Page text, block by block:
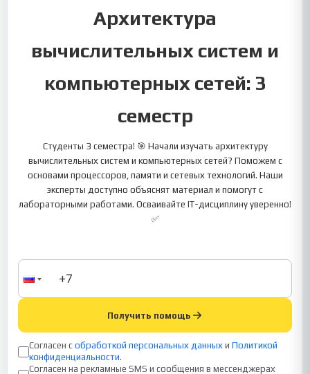
Архитектура
вычислительных систем и
компьютерных сетей: 3
семестр
Студенты 3 семестра! 🎯 Начали изучать архитектуру
вычислительных систем и компьютерных сетей? Поможем с
основами процессоров, памяти и сетевых технологий. Наши
эксперты доступно объяснят материал и помогут с
лабораторными работами. Осваивайте IT-дисциплину уверенно!
✅
Получить помощь
Согласен с обработкой персональных данных и Политикой
конфиденциальности.
Согласен на рекламные SMS и сообщения в мессенджерах